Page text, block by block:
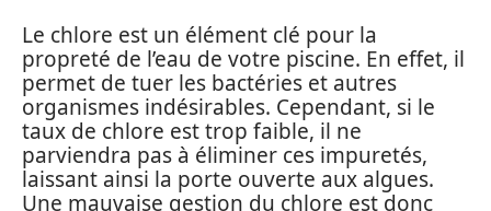
Le chlore est un élément clé pour la
propreté de l’eau de votre piscine. En effet, il
permet de tuer les bactéries et autres
organismes indésirables. Cependant, si le
taux de chlore est trop faible, il ne
parviendra pas à éliminer ces impuretés,
laissant ainsi la porte ouverte aux algues.
Une mauvaise gestion du chlore est donc